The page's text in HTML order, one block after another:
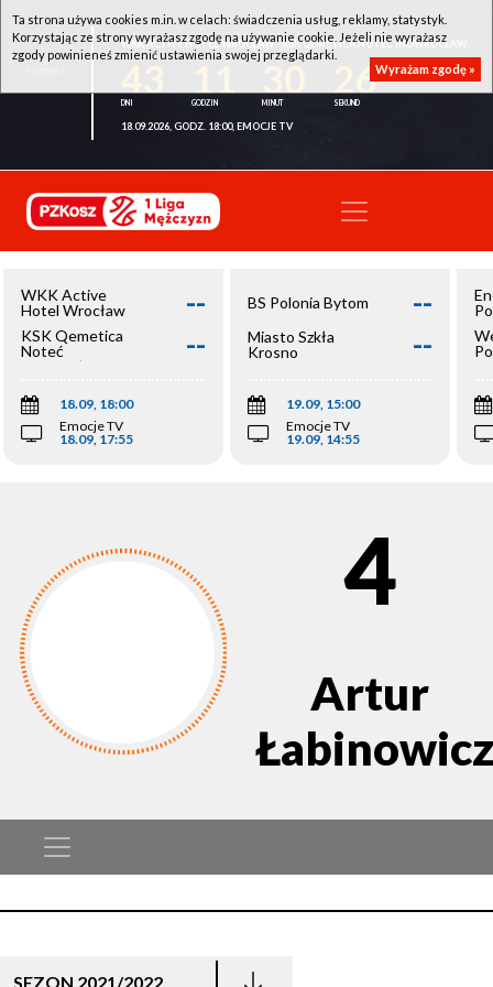
WKK ACTIVE HOTEL WROCŁAW - KSK QEMETICA NOTEĆ INOWROCŁAW
26
18.09.2026, GODZ. 18:00, EMOCJE TV
WKK Active
Hotel Wrocław
--
KSK Qemetica
Noteć
Inowrocław
--
18.09, 18:00
Emocje TV
18.09, 17:55
BS Polonia Bytom --
Miasto Szkła
Krosno
--
19.09, 15:00
Emocje TV
19.09, 14:55
4
Artur
Łabinowicz
SEZON 2021/2022
Ta strona używa cookies m.in. w celach: świadczenia usług, reklamy, statystyk.
Korzystając ze strony wyrażasz zgodę na używanie cookie. Jeżeli nie wyrażasz
zgody powinieneś zmienić ustawienia swojej przeglądarki.
Wyrażam zgodę »